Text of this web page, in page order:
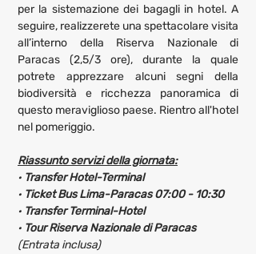
per la sistemazione dei bagagli in hotel. A
seguire, realizzerete una spettacolare visita
all’interno della Riserva Nazionale di
Paracas (2,5/3 ore), durante la quale
potrete apprezzare alcuni segni della
biodiversità e ricchezza panoramica di
questo meraviglioso paese. Rientro all'hotel
nel pomeriggio.
Riassunto servizi della giornata:
· Transfer Hotel-Terminal
· Ticket Bus Lima-Paracas 07:00 - 10:30
· Transfer Terminal-Hotel
· Tour Riserva Nazionale di Paracas
(Entrata inclusa)